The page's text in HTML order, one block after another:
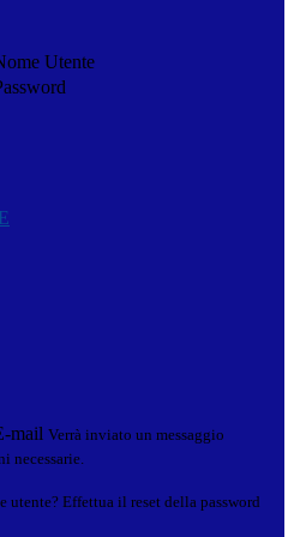
Utente
mail Verrà inviato un messaggio
necessarie.
utente? Effettua il reset della password